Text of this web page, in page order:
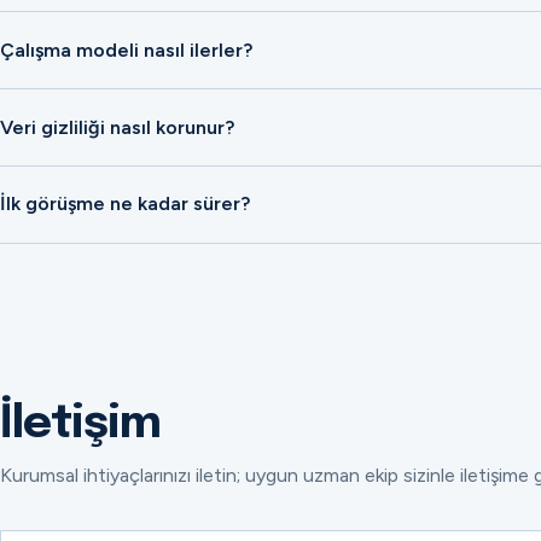
Çalışma modeli nasıl ilerler?
Veri gizliliği nasıl korunur?
İlk görüşme ne kadar sürer?
İletişim
Kurumsal ihtiyaçlarınızı iletin; uygun uzman ekip sizinle iletişime